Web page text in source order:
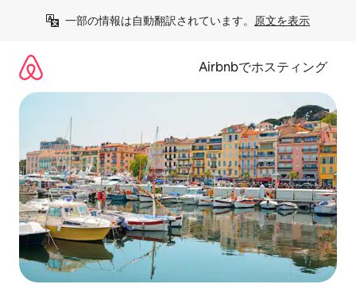
一部の情報は自動翻訳されています。 原文を表示
Airbnbでホスティング